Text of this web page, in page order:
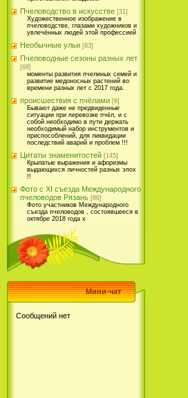
Пчеловодство в искусстве [31]
Художественное изображение в
пчеловодстве, глазами художников и
увлечённых людей этой профессией
Необычные ульи [83]
Пчеловодные сезоны разных лет
[68]
моменты развития пчелиных семей и
развитие медоносных растений во
времени разных лет с 2017 года.
происшествия с пчёлами [6]
Бывают даже не предвиденные
ситуации при перевозке пчёл, и с
собой необходимо в пути держать
необходимый набор инструментов и
приспособлений, для ликвидации
последствий аварий и проблем !!!
Цитаты знаменитостей [145]
Крылатые выражения и афоризмы
выдающихся личностей разных эпох
!!
Фото с XI съезда Международного
пчеловодов Рязань [86]
Фото участников Международного
съезда пчеловодов , состоявшееся в
октябре 2018 года х
Мини-чат